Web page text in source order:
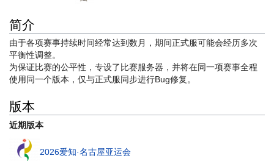
简介
由于各项赛事持续时间经常达到数月，期间正式服可能会经历多次
平衡性调整。
为保证比赛的公平性，专设了比赛服务器，并将在同一项赛事全程
使用同一个版本，仅与正式服同步进行Bug修复。
版本
近期版本
2026爱知·名古屋亚运会